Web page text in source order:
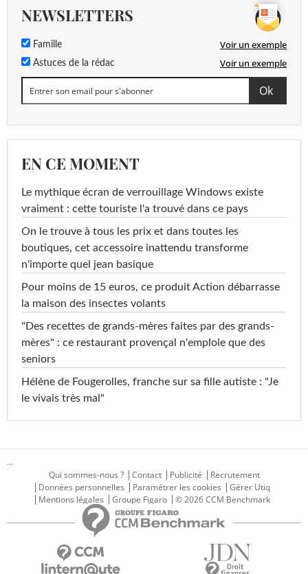
NEWSLETTERS
Famille Voir un exemple
Astuces de la rédac Voir un exemple
EN CE MOMENT
Le mythique écran de verrouillage Windows existe
vraiment : cette touriste l'a trouvé dans ce pays
On le trouve à tous les prix et dans toutes les
boutiques, cet accessoire inattendu transforme
n'importe quel jean basique
Pour moins de 15 euros, ce produit Action débarrasse
la maison des insectes volants
"Des recettes de grands-mères faites par des grands-
mères" : ce restaurant provençal n'emploie que des
seniors
Hélène de Fougerolles, franche sur sa fille autiste : "Je
le vivais très mal"
...
Qui sommes-nous ?
Contact Publicité
Recrutement
Données personnelles
Paramétrer les cookies
Gérer Utiq
Mentions légales
Groupe Figaro © 2026 CCM Benchmark